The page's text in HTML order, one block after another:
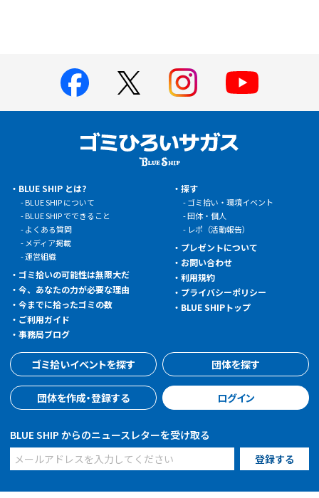
BLUE SHIP とは?
BLUE SHIP について
BLUE SHIP でできること
よくある質問
メディア掲載
運営組織
ゴミ拾いの可能性は無限大だ
今、あなたの力が必要な理由
今までに拾ったゴミの数
ご利用ガイド
事務局ブログ
探す
ゴミ拾い・環境イベント
団体・個人
レポ（活動報告）
プレゼントについて
お問い合わせ
利用規約
プライバシーポリシー
BLUE SHIPトップ
ゴミ拾いイベントを探す 団体を探す
団体を作成・登録する ログイン
BLUE SHIP からのニュースレターを受け取る